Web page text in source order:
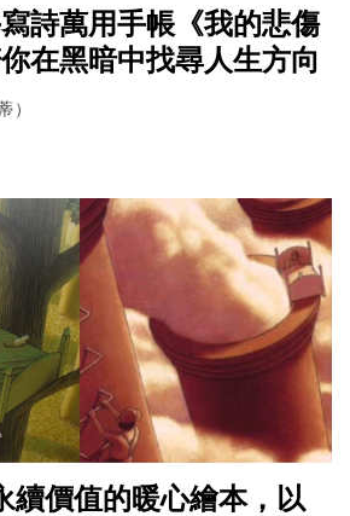
詩萬用手帳《我的悲傷
在黑暗中找尋人生方向
）
續價值的暖心繪本，以